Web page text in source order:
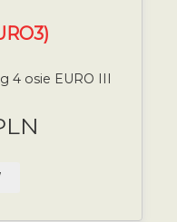
4 osie EURO III